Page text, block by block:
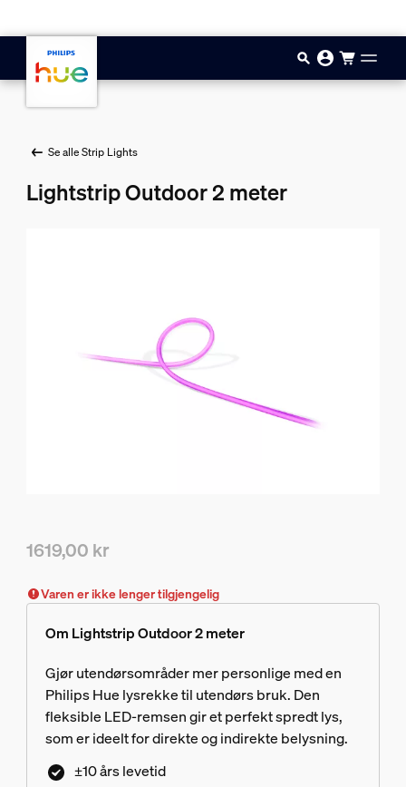
Se alle Strip Lights
Lightstrip Outdoor 2 meter
1619,00 kr
Varen er ikke lenger tilgjengelig
Om Lightstrip Outdoor 2 meter
Gjør utendørsområder mer personlige med en
Philips Hue lysrekke til utendørs bruk. Den
fleksible LED-remsen gir et perfekt spredt lys,
som er ideelt for direkte og indirekte belysning.
±10 års levetid